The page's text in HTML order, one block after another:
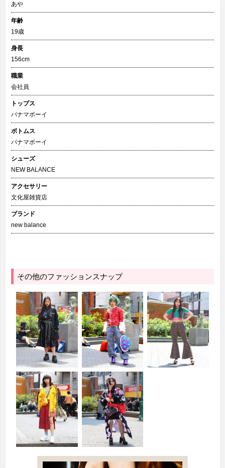
あや
年齢
19歳
身長
156cm
職業
会社員
トップス
パナマボーイ
ボトムス
パナマボーイ
シューズ
NEW BALANCE
アクセサリー
文化屋雑貨店
ブランド
new balance
その他のファッションスナップ